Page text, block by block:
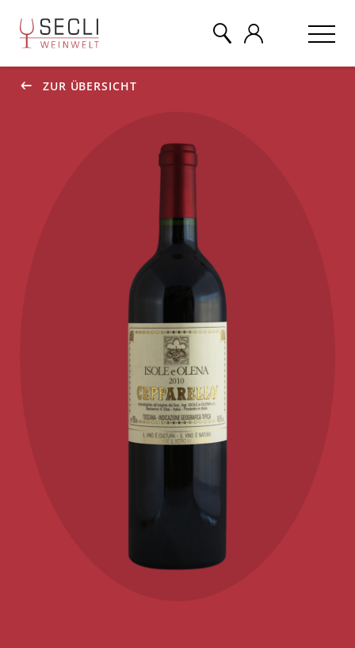
ZUR ÜBERSICHT